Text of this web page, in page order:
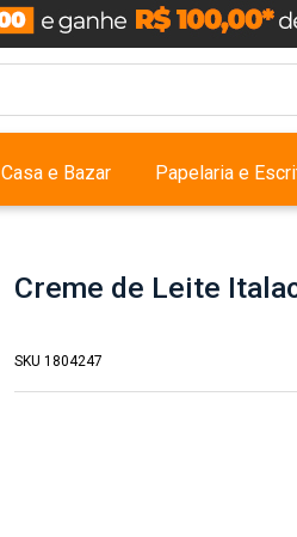
Casa e Bazar Papelaria e
Creme de Leite
SKU 1804247